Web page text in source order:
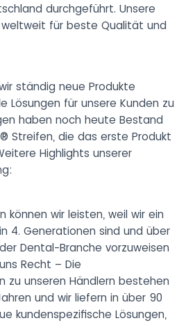
durchgeführt. Unsere
weltweit für beste Qualität und
ständig neue Produkte
Lösungen für unsere Kunden zu
haben noch heute Bestand
Streifen, die das erste Produkt
Highlights unserer
können wir leisten, weil wir ein
4. Generationen sind und über
Dental-Branche vorzuweisen
Recht – Die
zu unseren Händlern bestehen
und wir liefern in über 90
kundenspezifische Lösungen,